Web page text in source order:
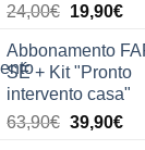
24,00€ Il
originale
era:
24,00€.
19,90€Il
è:
Abbonamento
SÉ + Kit "Pronto
intervento casa"
63,90€ Il
39,90€Il